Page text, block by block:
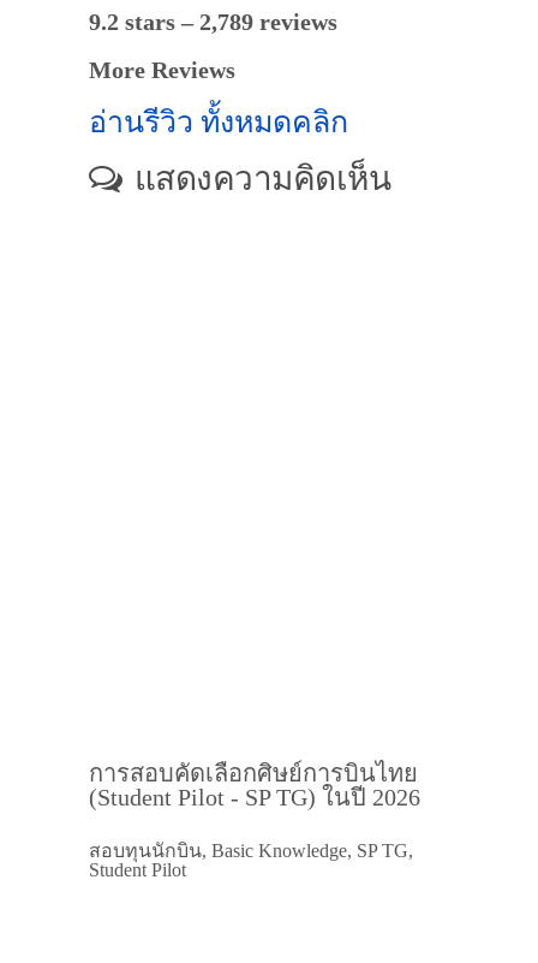
9.2 stars – 2,789 reviews
More Reviews
อ่านรีวิว ทั้งหมดคลิก
แสดงความคิดเห็น
การสอบคัดเลือกศิษย์การบินไทย
(Student Pilot - SP TG) ในปี 2026
สอบทุนนักบิน, Basic Knowledge, SP TG,
Student Pilot